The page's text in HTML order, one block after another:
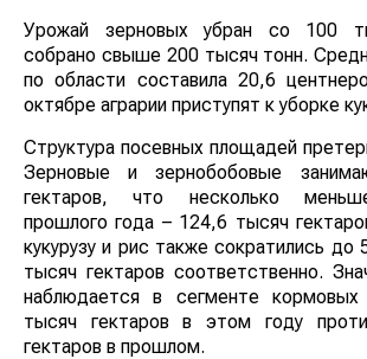
Урожай зерновых убран со 100
собрано свыше 200 тысяч тонн.
по области составила 20,6
октябре аграрии приступят к уборке
Структура посевных площадей
Зерновые и зернобобовые
гектаров, что несколько
прошлого года – 124,6 тысяч
кукурузу и рис также сократились
тысяч гектаров соответственно.
наблюдается в сегменте кормовых
тысяч гектаров в этом году
гектаров в прошлом.